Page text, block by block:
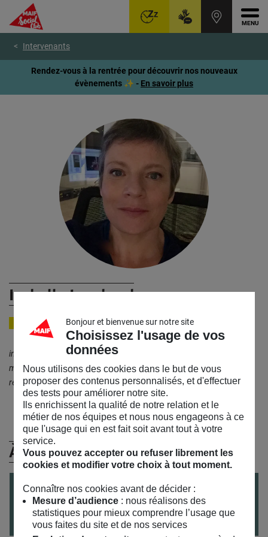
contenu
page
Intervenants
Rendez-vous à la rentrée pour découvrir nos nouveaux
évènements ✨ - En savoir plus
Isabelle Lombard
INTERPRÈTE EN FRANÇAIS/LANGUE DE SIGNES FRANÇAISE
interprète en Français/Langue de Signes Française, passionnée par
mon métier, j’adore être, depuis 25 ans, ce « pont » qui permet la
rencontre entre sourds et entendants »
À venir
Visites gustatives de l’expo « Semons nos
résistances » en Langue des signes (LSF)
du04/12/2026au14/05 /2027
VISITE
Bonjour et bienvenue sur notre site
Choisissez l'usage de vos
données
Nous utilisons des cookies dans le but de vous
proposer des contenus personnalisés, et d'effectuer
des tests pour améliorer notre site.
Ils enrichissent la qualité de notre relation et le
métier de nos équipes et nous nous engageons à ce
que l'usage qui en est fait soit avant tout à votre
service.
Vous pouvez accepter ou refuser librement les
cookies et modifier votre choix à tout moment.
Connaître nos cookies avant de décider :
Mesure d’audience: nous réalisons des
statistiques pour mieux comprendre l’usage que
vous faites du site et de nos services